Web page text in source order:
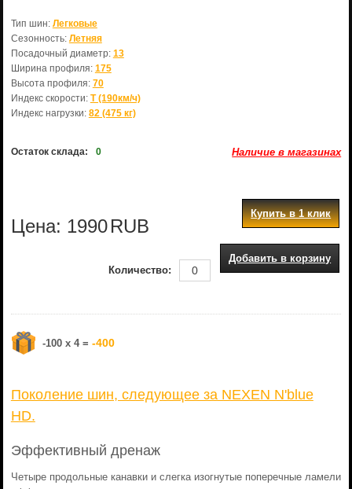
Тип шин: Легковые
Сезонность: Летняя
Посадочный диаметр: 13
Ширина профиля: 175
Высота профиля: 70
Индекс скорости: T (190км/ч)
Индекс нагрузки: 82 (475 кг)
Остаток склада: 0 Наличие в магазинах
Цена: 1990RUB
Купить в 1 клик
Добавить в корзину
Количество:
-100 x 4 = -400
Поколение шин, следующее за NEXEN N'blue
HD.
Эффективный дренаж
Четыре продольные канавки и слегка изогнутые поперечные ламели